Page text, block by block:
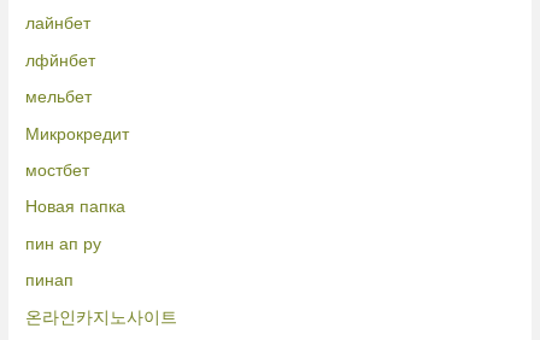
лайнбет
лфйнбет
мельбет
Микрокредит
мостбет
Новая папка
пин ап ру
пинап
온라인카지노사이트